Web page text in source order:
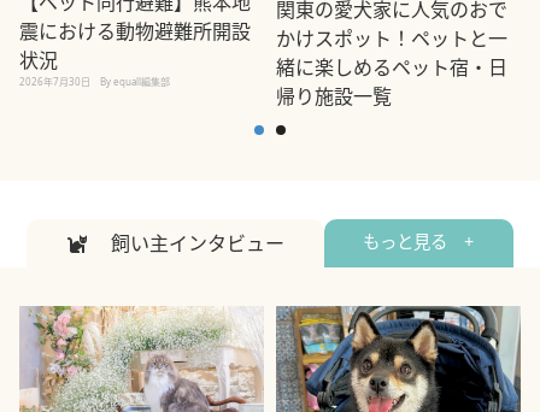
震における動物避難所開設
状況
2026年7月30日 By equall編集部
関東の愛犬家に人気のおで
かけスポット！ペットと一
緒に楽しめるペット宿・日
帰り施設一覧
飼い主インタビュー もっと見る +